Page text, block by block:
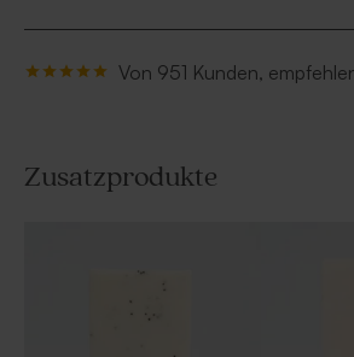
Von 951 Kunden,
Zusatzprodukte